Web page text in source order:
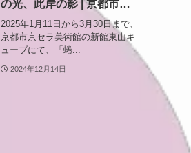
の光、此岸の影 | 京都市京セ
ラ美術館で開催される没入
型アート体験
2025年1月11日から3月30日まで、
京都市京セラ美術館の新館東山キ
ューブにて、「蜷...
2024年12月14日